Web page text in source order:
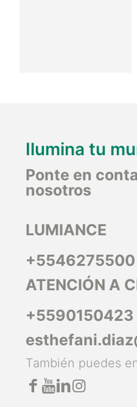
Ilumina tu
Ponte en
nosotros
LUMIANCE
+5546275500
ATENCIÓN A
+5590150423
También puedes